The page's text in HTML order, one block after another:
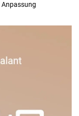
Anpassung